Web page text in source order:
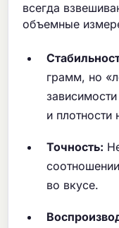
всегда
объемные
грамм, но
и плотности
Точность:
во вкусе.